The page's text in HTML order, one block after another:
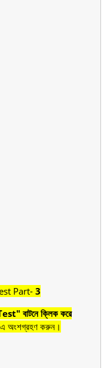
Part- 3
বাটনে ক্লিক করে
এ অংশগ্রহণ করুন।